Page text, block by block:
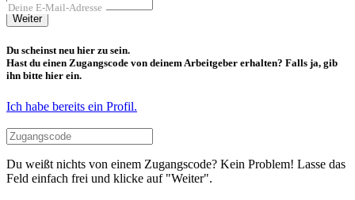
Deine E-Mail-Adresse
Weiter
Du scheinst neu hier zu sein.
Hast du einen Zugangscode von deinem Arbeitgeber erhalten? Falls ja, gib
ihn bitte hier ein.
Ich habe bereits ein Profil.
Du weißt nichts von einem Zugangscode? Kein Problem! Lasse das
Feld einfach frei und klicke auf "Weiter".